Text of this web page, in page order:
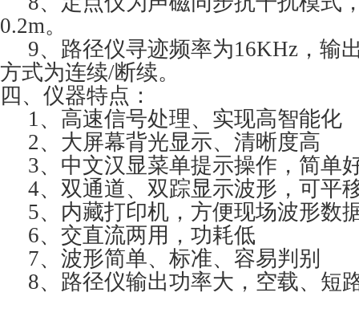
0.2m。
9、路径仪寻迹频率为16KHz，输
方式为连续/断续。
四、仪器特点：
1、高速信号处理、实现高智能化
2、大屏幕背光显示、清晰度高
3、中文汉显菜单提示操作，简单
4、双通道、双踪显示波形，可平
5、内藏打印机，方便现场波形数
6、交直流两用，功耗低
7、波形简单、标准、容易判别
8、路径仪输出功率大，空载、短